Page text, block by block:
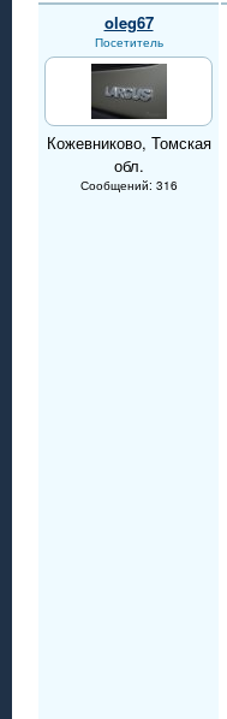
oleg67
Посетитель
Кожевниково, Томская
обл.
Сообщений: 316